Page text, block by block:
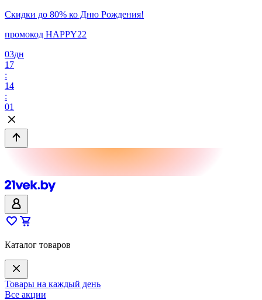
Скидки до 80% ко Дню Рождения!
промокод HAPPY22
03дн
17
:
14
:
01
Каталог товаров
Товары на каждый день
Все акции